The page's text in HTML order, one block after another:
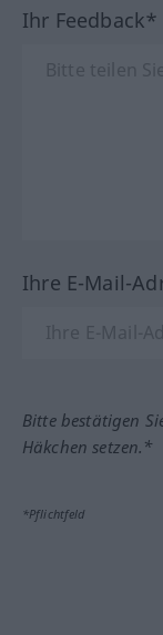
Ihr Feedback*
Ihre E-Mail-
Bitte bestätigen
Häkchen setzen.*
*Pflichtfeld